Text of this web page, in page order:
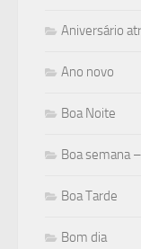
Aniversário
Ano novo
Boa Noite
Boa semana
Boa Tarde
Bom dia